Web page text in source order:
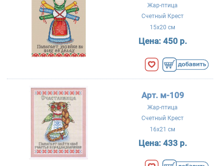
Жар-птица
Счетный Крест
15x20 см
Цена: 450 р.
Арт. м-109
Жар-птица
Счетный Крест
16x21 см
Цена: 433 р.